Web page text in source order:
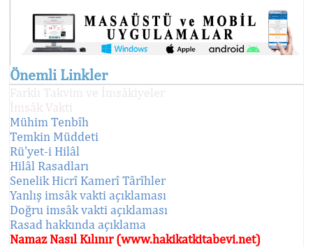
Önemli Linkler
İmsâk Vakti
Mühim Tenbîh
Temkin Müddeti
Rü'yet-i Hilâl
Hilâl Rasadları
Senelik Hicrî Kamerî Târîhler
Yanlış imsâk vakti açıklaması
Doğru imsâk vakti açıklaması
Rasad hakkında açıklama
Namaz Nasıl Kılınır (www.hakikatkitabevi.net)